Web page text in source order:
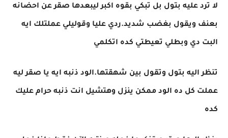
لا ترد عليه بتول بل تبكي بقوه اكبر ليبعدها صقر عن احضانه
بعنف ويقول بغضب شديد.ردي عليا وقوليلي عملتلك ايه
البت دي وبطلي تعيطتي كده اتكلمي
تنظر اليه بتول وتقول بين شهقتها.الود ذنبه ايه يا صقر ليه
عملت كل ده الود ممكن ينزل وهتشيل انت ذنبه حرام عليك
كده